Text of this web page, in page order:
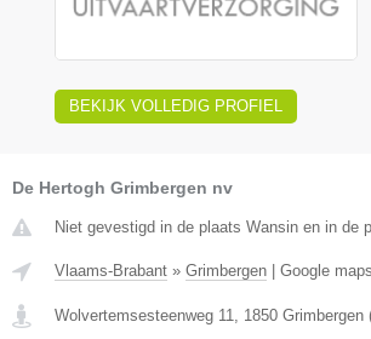
BEKIJK VOLLEDIG PROFIEL
De Hertogh Grimbergen nv
Niet gevestigd in de plaats Wansin en in de
Vlaams-Brabant » Grimbergen Google maps
Wolvertemsesteenweg 11 1850 Grimbergen